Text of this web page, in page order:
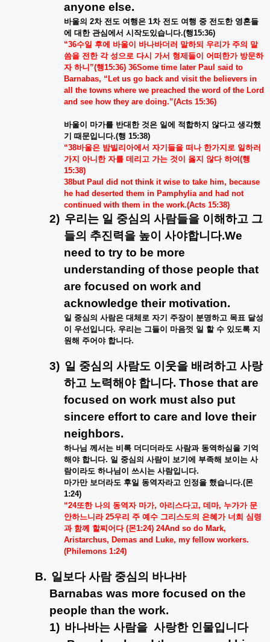
anyone else.
바울의 2차 전도 여행은 1차 전도 여행 중 전도한 영혼들
에 대한 관심에서 시작도있습니다.(행15:36)
“36수일 후에 바울이 바나바더러 말하되 우리가 주의 말
씀을 전한 각 성으로 다시 가서 형제들이 어떠한가 방문하
자 하니 ”(행15:36) 36Some time later Paul said to
Barnabas, “Let us go back and visit the believers in
all the towns where we preached the word of the Lord
and see how they are doing.”(Acts 15:36)
바울이 마가를 반대한 것은 일에 적합하지 않다고 생각했
기 때문입니다.(행 15:38)
“38바울은 밤빌리아에서 자기들을 떠나 한가지로 일하러
가지 아니한 자를 데리고 가는 것이 옳지 않다 하여 (행
15:38)
38but Paul did not think it wise to take him, because
he had deserted them in Pamphylia and had not
continued with them in the work.(Acts 15:38)
2) 우리는 일 중심의 사람들을 이해하고 그
들의 추진력을 높이 사야합니다.We
need to try to be more
understanding of those people that
are focused on work and
acknowledge their motivation.
일 중심의 사람은 대체로 자기 주장이 분명하고 목표 달성
이
우선입니다. 우리는 그들이 마음껏 일 할 수 있도록 지
원해 주어야 합니다.
3) 일 중심의 사람도 이웃을 배려하고 사랑
하고 노력해야 합니다. Those that are
focused on work must also put
sincere effort to care and love their
neighbors.
하나님 께서는 비록 더디더라도 사람과 동역하심을 기억
해야 합니다. 일 중심의 사람이 보기에 부족해 보이는 사
람이라도 하나님이 쓰시는 사람입니다.
마가만 보더라도 후일 동역자라고 인정을 했습니다.(몬
1:24)
“24또한 나의 동역자 마가, 아리스다고, 데마, 누가가 문
안하느니라25우리 주 예수 그리스도의 은혜가 너희 심령
과 함께 할찌어다(몬1:24) 24And so do Mark,
Aristarchus, Demas and Luke, my fellow workers.
(Philemons 1:24)
B. 일보다 사람 중심의 바나바
Barnabas was more focused on the
people than the work.
1) 바나바는 사람을 사랑한 인물입니다